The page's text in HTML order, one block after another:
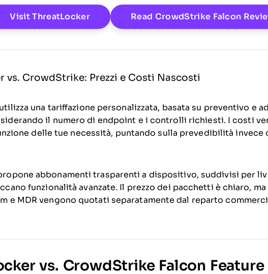
Visit ThreatLockerOpens New Window
Read CrowdStrike Falcon
vs. CrowdStrike: Prezzi e Costi Nascosti
una tariffazione personalizzata, basata su preventivo e
il numero di endpoint e i controlli richiesti. I costi
delle tue necessità, puntando sulla prevedibilità invece
abbonamenti trasparenti a dispositivo, suddivisi per
funzionalità avanzate. Il prezzo dei pacchetti è chiaro,
e MDR vengono quotati separatamente dal reparto
vs. CrowdStrike Falcon Feature